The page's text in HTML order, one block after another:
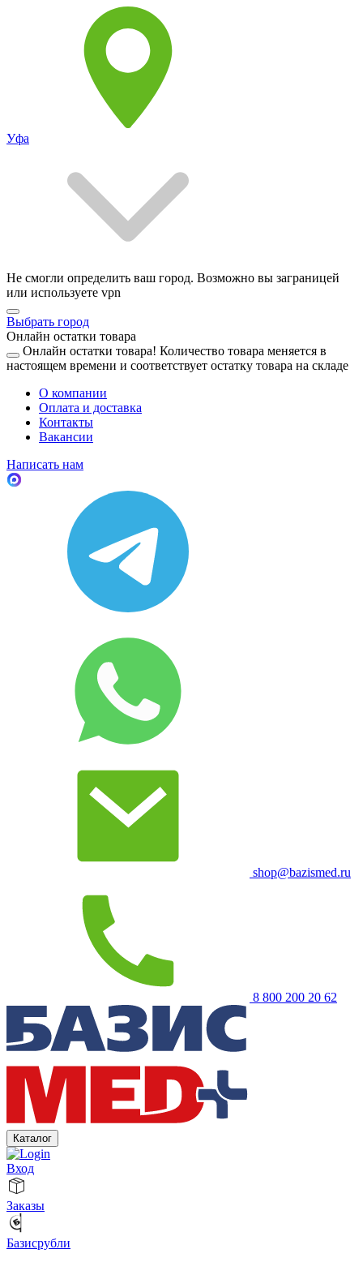
Уфа
Не смогли определить ваш город. Возможно вы заграницей
или используете vpn
Выбрать город
Онлайн остатки товара
Онлайн остатки товара! Количество товара меняется в
настоящем времени и соответствует остатку товара на складе
О компании
Оплата и доставка
Контакты
Вакансии
Написать нам
shop@bazismed.ru
8 800 200 20 62
Каталог
Вход
Заказы
Базисрубли